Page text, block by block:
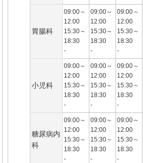
胃腸科
09:00～
12:00
15:30～
18:30
-
09:00～
12:00
15:30～
18:30
-
09:00～
12:00
15:30～
18:30
-
小児科
09:00～
12:00
15:30～
18:30
-
09:00～
12:00
15:30～
18:30
-
09:00～
12:00
15:30～
18:30
-
糖尿病内
科
09:00～
12:00
15:30～
18:30
-
09:00～
12:00
15:30～
18:30
-
09:00～
12:00
15:30～
18:30
-